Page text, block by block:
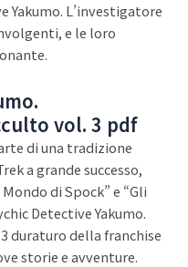
Yakumo. L’investigatore
e le loro
vol. 3 pdf
di una tradizione
a grande successo,
di Spock” e “Gli
Detective Yakumo.
duraturo della franchise
storie e avventure.